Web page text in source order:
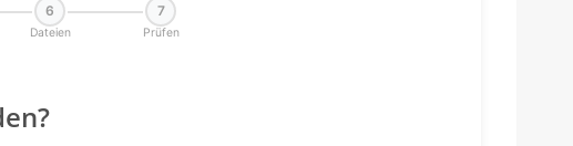
6
Dateien
7
Prüfen